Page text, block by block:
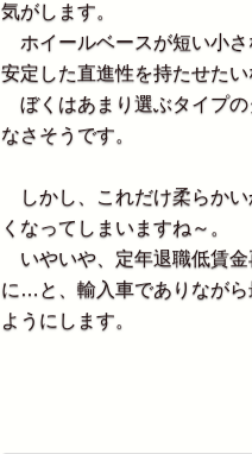
気がします。
ホイールベースが短い小さ
安定した直進性を持たせた
ぼくはあまり選ぶタイプの
なさそうです。
しかし、これだけ柔らかい
くなってしまいますね～。
いやいや、定年退職低賃金
に…と、輸入車でありなが
ようにします。